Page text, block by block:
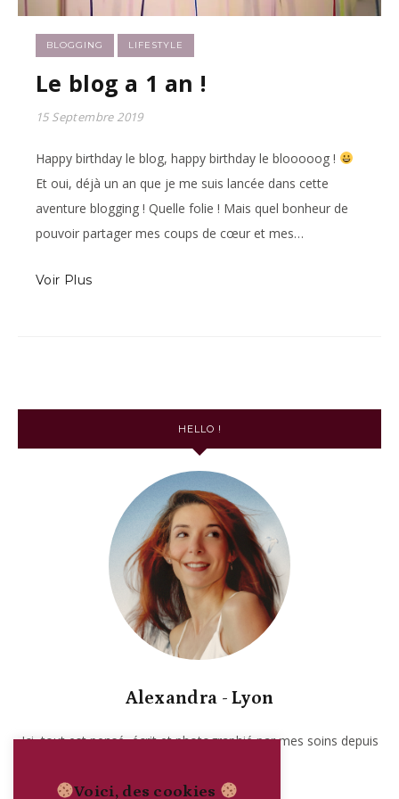
BLOGGING LIFESTYLE
Le blog a 1 an !
15 Septembre 2019
Happy birthday le blog, happy birthday le blooooog !
Et oui, déjà un an que je me suis lancée dans cette
aventure blogging ! Quelle folie ! Mais quel bonheur de
pouvoir partager mes coups de cœur et mes…
Voir Plus
HELLO !
Alexandra - Lyon
Ici, tout est pensé, écrit et photographié par mes soins depuis
Voici, des cookies